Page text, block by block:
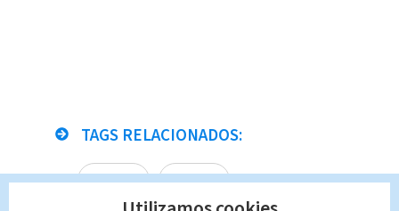
TAGS RELACIONADOS:
Nacional #Pistas